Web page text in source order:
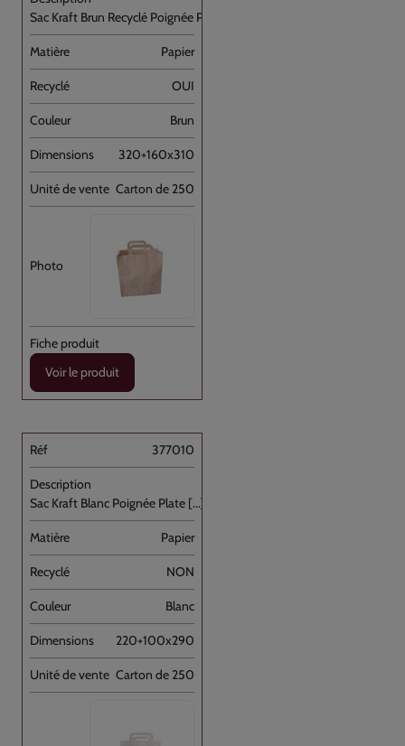
Sac Kraft Brun Recyclé Poignée Plate [...]
Papier
OUI
Brun
320+160x310
Carton de 250
Voir le produit
377010
Sac Kraft Blanc Poignée Plate [...]
Papier
NON
Blanc
220+100x290
Carton de 250